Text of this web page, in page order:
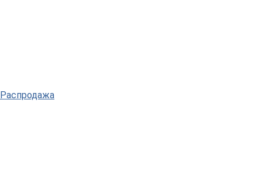
Распродажа